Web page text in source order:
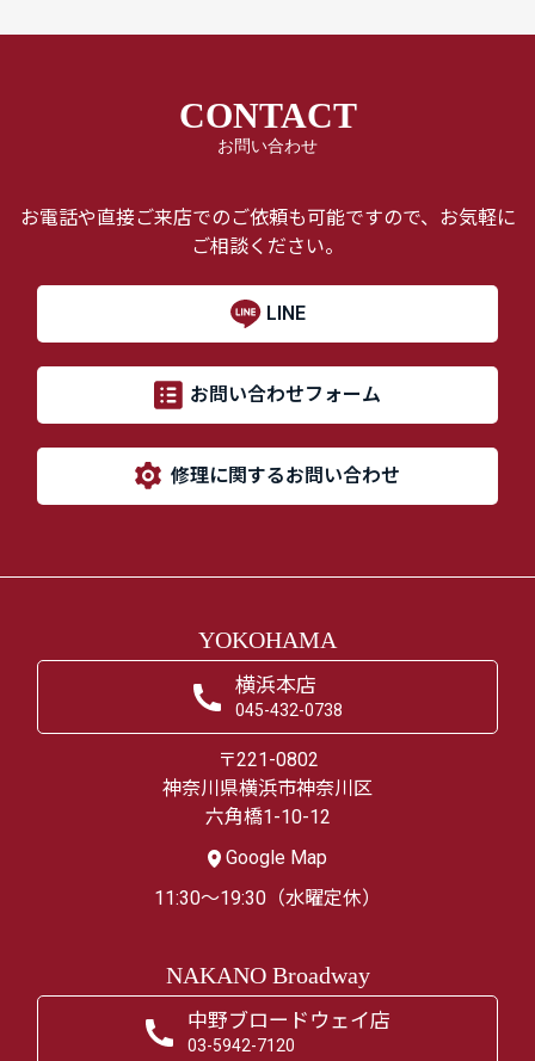
CONTACT
お問い合わせ
お電話や直接ご来店でのご依頼も可能ですので、お気軽に
ご相談ください。
LINE
お問い合わせフォーム
修理に関するお問い合わせ
YOKOHAMA
横浜本店
045-432-0738
〒221-0802
神奈川県横浜市神奈川区
六角橋1-10-12
Google Map
11:30～19:30（水曜定休）
NAKANO Broadway
中野ブロードウェイ店
03-5942-7120